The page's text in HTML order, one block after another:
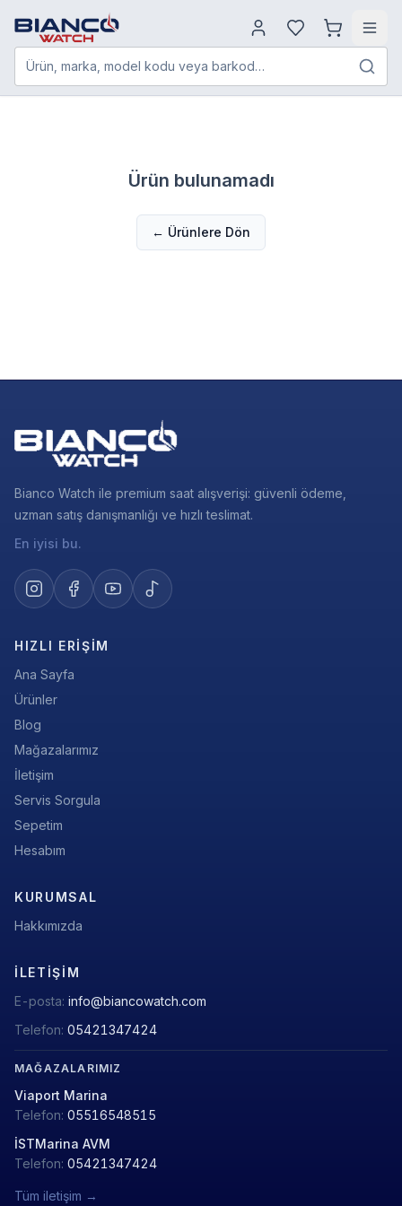
Ürün, marka, model kodu veya barkod…
Ürün bulunamadı
← Ürünlere Dön
Bianco Watch ile premium saat alışverişi: güvenli ödeme,
uzman satış danışmanlığı ve hızlı teslimat.
En iyisi bu.
HIZLI ERIŞIM
Ana Sayfa
Ürünler
Blog
Mağazalarımız
İletişim
Servis Sorgula
Sepetim
Hesabım
KURUMSAL
Hakkımızda
İLETIŞIM
E-posta: info@biancowatch.com
Telefon: 05421347424
MAĞAZALARIMIZ
Viaport Marina
Telefon: 05516548515
İSTMarina AVM
Telefon: 05421347424
Tüm iletişim →